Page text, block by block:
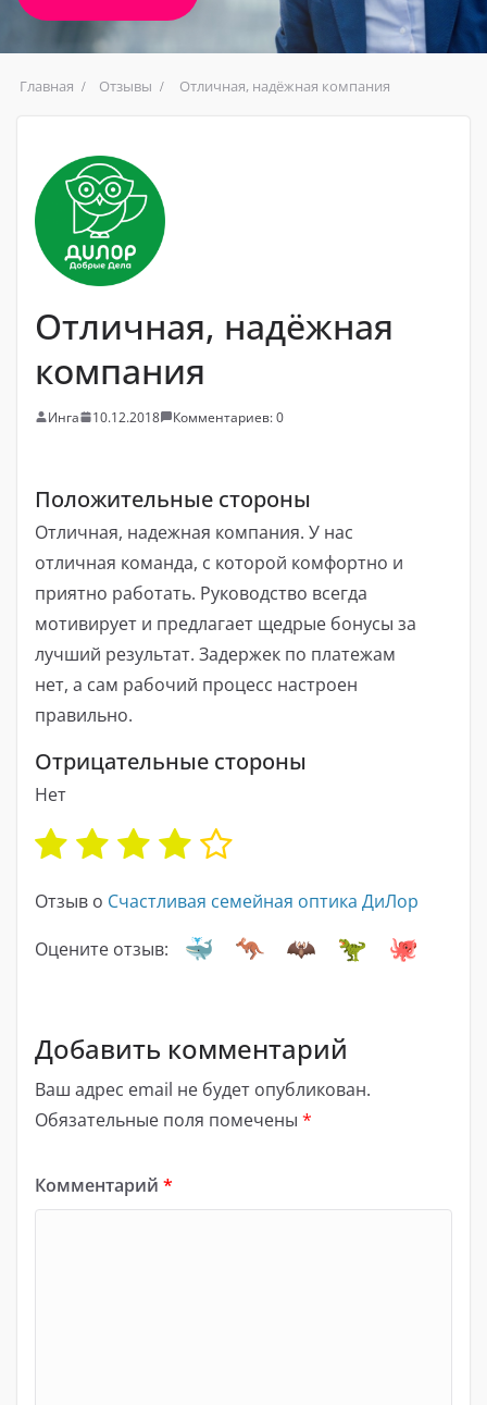
Главная Отзывы Отличная, надёжная компания
Отличная, надёжная
компания
Инга 10.12.2018 Комментариев: 0
Положительные стороны
Отличная, надежная компания. У нас
отличная команда, с которой комфортно и
приятно работать. Руководство всегда
мотивирует и предлагает щедрые бонусы за
лучший результат. Задержек по платежам
нет, а сам рабочий процесс настроен
правильно.
Отрицательные стороны
Нет
Отзыв о Счастливая семейная оптика ДиЛор
Оцените отзыв:
Добавить комментарий
Ваш адрес email не будет опубликован.
Обязательные поля помечены *
Комментарий *